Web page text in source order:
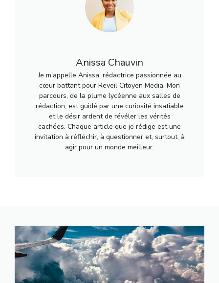
Anissa Chauvin
Je m'appelle Anissa, rédactrice passionnée au
cœur battant pour Reveil Citoyen Media. Mon
parcours, de la plume lycéenne aux salles de
rédaction, est guidé par une curiosité insatiable
et le désir ardent de révéler les vérités
cachées. Chaque article que je rédige est une
invitation à réfléchir, à questionner et, surtout, à
agir pour un monde meilleur.